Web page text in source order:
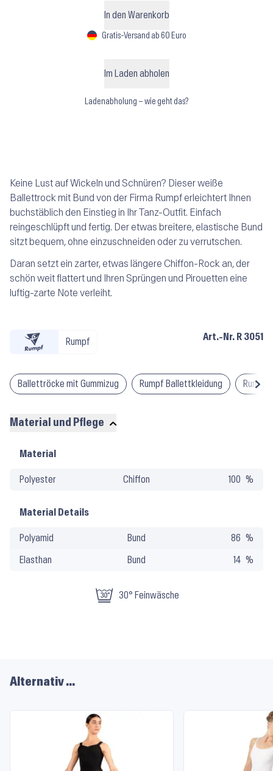
In den Warenkorb
Gratis-Versand ab 60 Euro
Im Laden abholen
Ladenabholung – wie geht das?
Keine Lust auf Wickeln und Schnüren? Dieser weiße
Ballettrock mit Bund von der Firma Rumpf erleichtert Ihnen
buchstäblich den Einstieg in Ihr Tanz-Outfit. Einfach
reingeschlüpft und fertig. Der etwas breitere, elastische Bund
sitzt bequem, ohne einzuschneiden oder zu verrutschen.
Daran setzt ein zarter, etwas längere Chiffon-Rock an, der
schön weit flattert und Ihren Sprüngen und Pirouetten eine
luftig-zarte Note verleiht.
Rumpf Art.-Nr. R 3051
Ballettröcke mit Gummizug Rumpf Ballettkleidung Rumpf
Material und Pflege
Material
Pflege
Material
Polyester Chiffon 100
Material Details
Polyamid Bund 86
Elasthan Bund 14
30° Feinwäsche
Alternativ …